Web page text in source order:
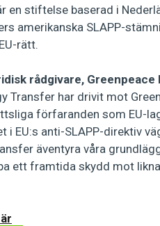
en stiftelse baserad i
amerikanska SLAPP-
rätt.
rådgivare, Greenpeace
Transfer har drivit mot
förfaranden som EU-
i EU:s anti-SLAPP-direktiv
äventyra våra
ett framtida skydd mot